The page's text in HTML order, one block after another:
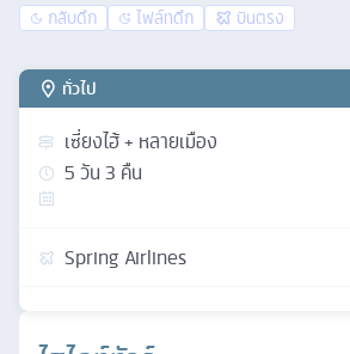
กลับดึก ไฟล์ทดึก บินตรง
ทั่วไป
เซี่ยงไฮ้ + หลายเมือง
5วัน3 คืน
Spring Airlines